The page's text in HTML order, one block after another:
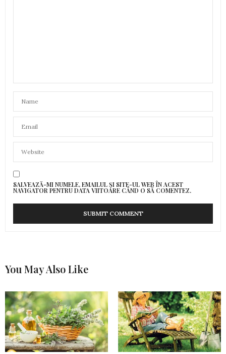
SALVEAZĂ-MI NUMELE, EMAILUL ȘI SITE-UL WEB ÎN ACEST
NAVIGATOR PENTRU DATA VIITOARE CÂND O SĂ COMENTEZ.
You May Also Like